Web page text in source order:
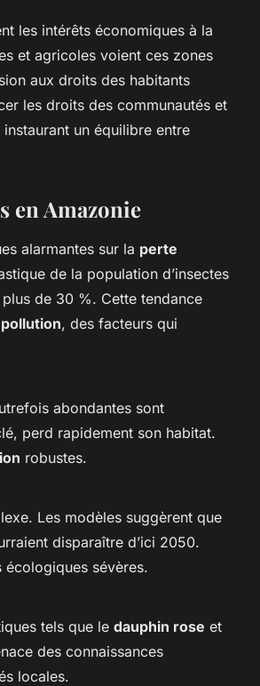
les intérêts économiques à la
et agricoles voient ces zones
aux droits des habitants
les droits des communautés et
un équilibre entre
en Amazonie
alarmantes sur la perte
de la population d’insectes
de 30 %. Cette tendance
pollution, des facteurs qui
abondantes sont
perd rapidement son habitat.
robustes.
Les modèles suggèrent que
disparaître d’ici 2050.
écologiques sévères.
tels que le dauphin rose et
des connaissances
locales.